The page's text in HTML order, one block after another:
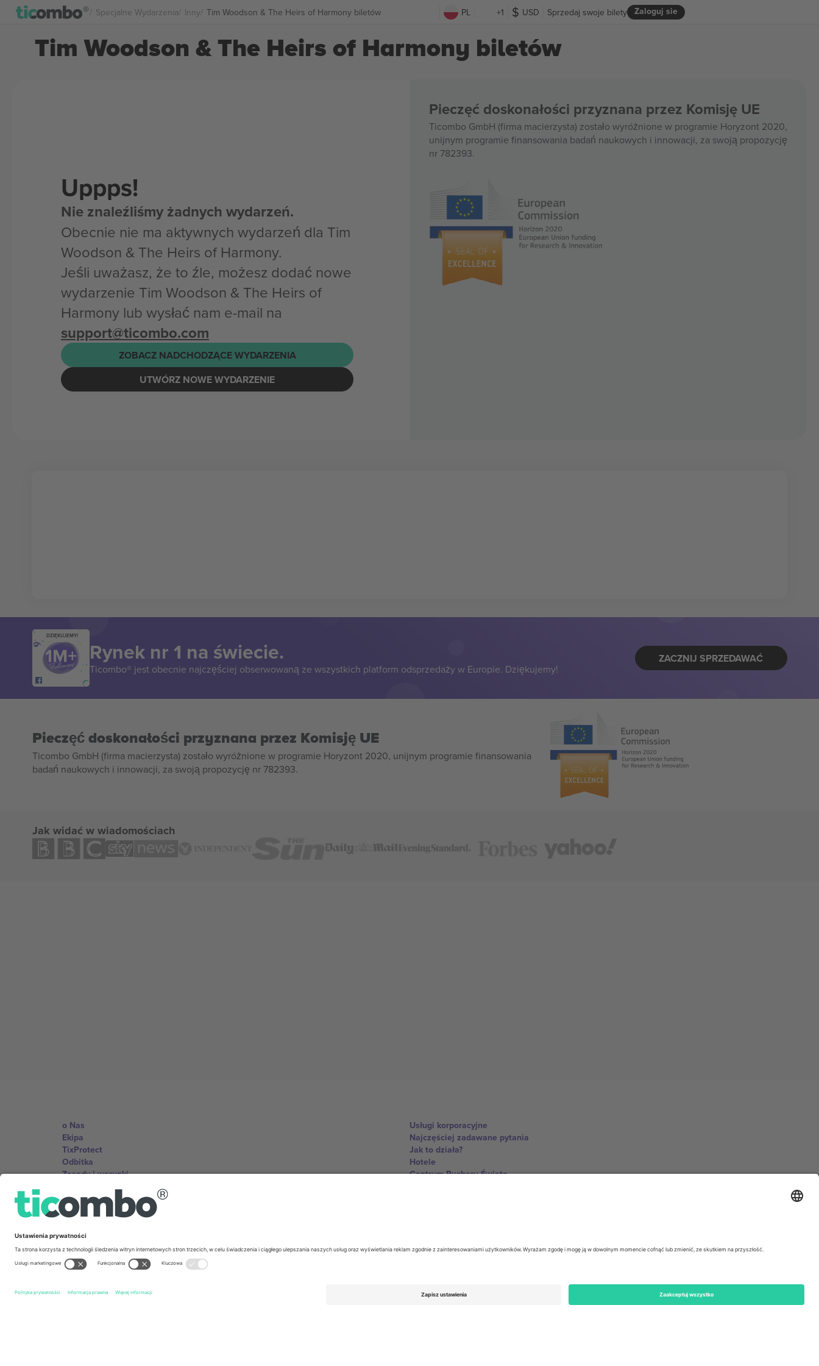
Specjalne Wydarzenia Inny Tim Woodson & The Heirs of Harmony biletów PL +1 USD Zaloguj sie
Sprzedaj swoje bilety
Tim Woodson & The Heirs of Harmony biletów
Uppps!
Nie znaleźliśmy żadnych wydarzeń.
Obecnie nie ma aktywnych wydarzeń dla Tim
Woodson & The Heirs of Harmony.
Jeśli uważasz, że to źle, możesz dodać nowe
wydarzenie Tim Woodson & The Heirs of
Harmony lub wysłać nam e-mail na
support@ticombo.com
ZOBACZ NADCHODZĄCE WYDARZENIA
UTWÓRZ NOWE WYDARZENIE
Pieczęć doskonałości przyznana przez Komisję UE
Ticombo GmbH (firma macierzysta) zostało wyróżnione w programie Horyzont 2020,
unijnym programie finansowania badań naukowych i innowacji, za swoją propozycję
nr 782393.
DZIĘKUJEMY!
Rynek nr 1 na świecie.
Ticombo® jest obecnie najczęściej obserwowaną ze wszystkich platform odsprzedaży w Europie. Dziękujemy!
ZACZNIJ SPRZEDAWAĆ
Pieczęć doskonałości przyznana przez Komisję UE
Ticombo GmbH (firma macierzysta) zostało wyróżnione w programie Horyzont 2020, unijnym programie finansowania
badań naukowych i innowacji, za swoją propozycję nr 782393.
Jak widać w wiadomościach
o Nas
Ekipa
TixProtect
Odbitka
Zasady i warunki
Program partnerski
Usługi korporacyjne
Najczęściej zadawane pytania
Jak to działa?
Hotele
Centrum Pucharu Świata